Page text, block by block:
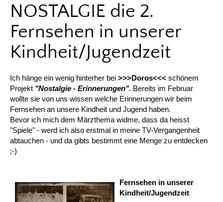
NOSTALGIE die 2.
Fernsehen in unserer
Kindheit/Jugendzeit
Ich hänge ein wenig hinterher bei >>>Doros<<< schönem
Projekt "Nostalgie - Erinnerungen". Bereits im Februar
wollte sie von uns wissen welche Erinnerungen wir beim
Fernsehen an unsere Kindheit und Jugend haben.
Bevor ich mich dem Märzthema widme, dass da heisst
"Spiele" - werd ich also erstmal in meine TV-Vergangenheit
abtauchen - und da gibts bestimmt eine Menge zu entdecken
;-)
Fernsehen in unserer
Kindheit/Jugendzeit